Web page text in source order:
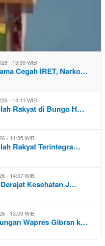
- 13:39 WIB
Cegah IRET, Narko…
- 14:11 WIB
Rakyat di Bungo H…
- 11:35 WIB
Rakyat Terintegra…
- 14:07 WIB
Kesehatan J…
- 13:03 WIB
Wapres Gibran k…